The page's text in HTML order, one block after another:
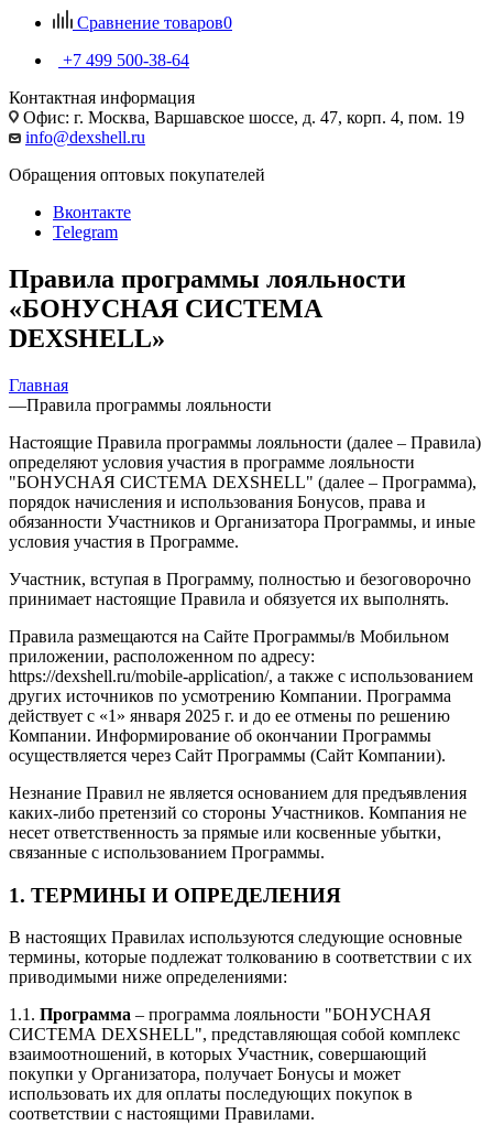
Сравнение товаров0
+7 499 500-38-64
Контактная информация
Офис: г. Москва, Варшавское шоссе, д. 47, корп. 4, пом. 19
info@dexshell.ru
Обращения оптовых покупателей
Вконтакте
Telegram
Правила программы лояльности
«БОНУСНАЯ СИСТЕМА
DEXSHELL»
Главная
—Правила программы лояльности
Настоящие Правила программы лояльности (далее – Правила)
определяют условия участия в программе лояльности
"БОНУСНАЯ СИСТЕМА DEXSHELL" (далее – Программа),
порядок начисления и использования Бонусов, права и
обязанности Участников и Организатора Программы, и иные
условия участия в Программе.
Участник, вступая в Программу, полностью и безоговорочно
принимает настоящие Правила и обязуется их выполнять.
Правила размещаются на Сайте Программы/в Мобильном
приложении, расположенном по адресу:
https://dexshell.ru/mobile-application/, а также с использованием
других источников по усмотрению Компании. Программа
действует с «1» января 2025 г. и до ее отмены по решению
Компании. Информирование об окончании Программы
осуществляется через Сайт Программы (Сайт Компании).
Незнание Правил не является основанием для предъявления
каких-либо претензий со стороны Участников. Компания не
несет ответственность за прямые или косвенные убытки,
связанные с использованием Программы.
1. ТЕРМИНЫ И ОПРЕДЕЛЕНИЯ
В настоящих Правилах используются следующие основные
термины, которые подлежат толкованию в соответствии с их
приводимыми ниже определениями:
1.1. Программа – программа лояльности "БОНУСНАЯ
СИСТЕМА DEXSHELL", представляющая собой комплекс
взаимоотношений, в которых Участник, совершающий
покупки у Организатора, получает Бонусы и может
использовать их для оплаты последующих покупок в
соответствии с настоящими Правилами.